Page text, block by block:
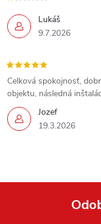
Lukáš
9.7.2026
Jozef
19.3.2026
Celková spokojnosť,
objektu, následná